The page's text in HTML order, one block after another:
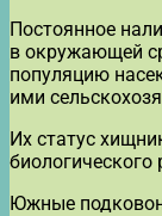
Постоянное
в окружающей
популяцию
ими
Их статус
Южные